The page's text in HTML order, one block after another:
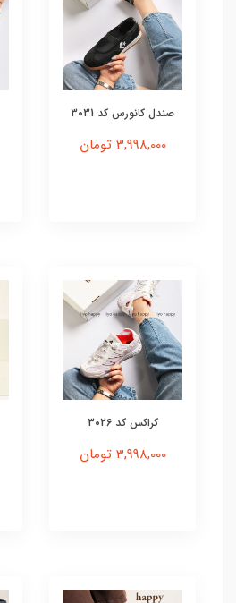
صندل کانورس کد 3031
3,998,000 تومان
کراکس کد 3026
3,998,000 تومان